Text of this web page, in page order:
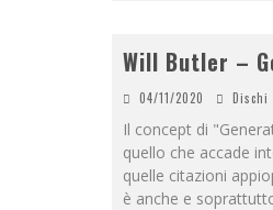
Will Butler –
04/11/2020 Dischi
Il concept di
quello che accade
quelle citazioni
è anche e